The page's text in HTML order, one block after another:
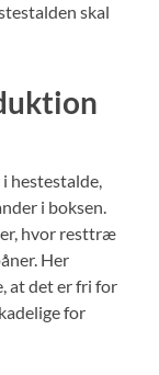
skal
hestestalde,
i boksen.
hvor resttræ
Her
at det er fri for
for